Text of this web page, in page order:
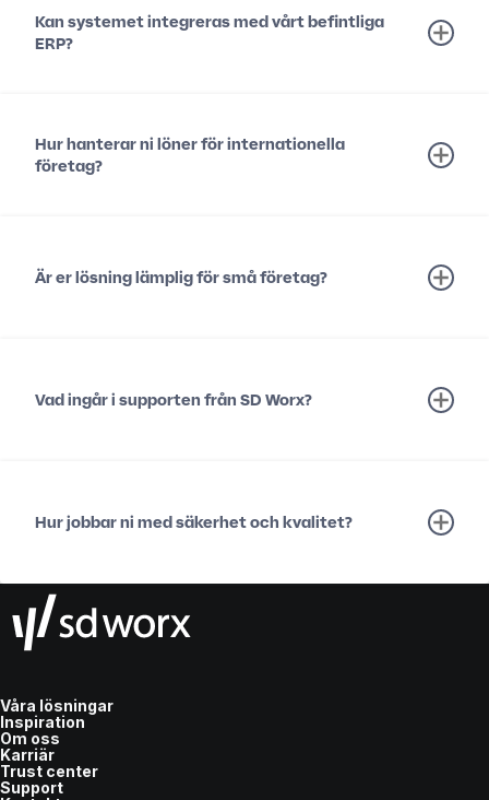
Kan systemet integreras med vårt befintliga
ERP?
Hur hanterar ni löner för internationella
företag?
Är er lösning lämplig för små företag?
Vad ingår i supporten från SD Worx?
Hur jobbar ni med säkerhet och kvalitet?
Våra lösningar
Inspiration
Om oss
Karriär
Trust center
Support